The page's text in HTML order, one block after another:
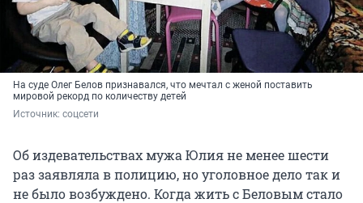
На суде Олег Белов признавался, что мечтал с женой поставить
мировой рекорд по количеству детей
Источник: соцсети
Об издевательствах мужа Юлия не менее шести
раз заявляла в полицию, но уголовное дело так и
не было возбуждено. Когда жить с Беловым стало